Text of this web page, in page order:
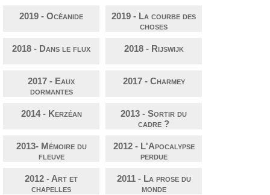
2019 - Océanide
2019 - La courbe des
choses
2018 - Dans le flux 2018 - Rijswijk
2017 - Eaux
dormantes
2017 - Charmey
2014 - Kerzéan
2013 - Sortir du
cadre ?
2013- Mémoire du
fleuve
2012 - L'Apocalypse
perdue
2012 - Art et
chapelles
2011 - La prose du
monde